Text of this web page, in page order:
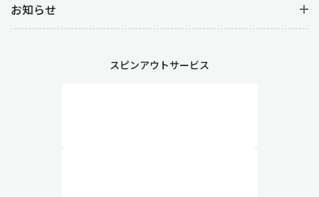
お知らせ
スピンアウトサービス